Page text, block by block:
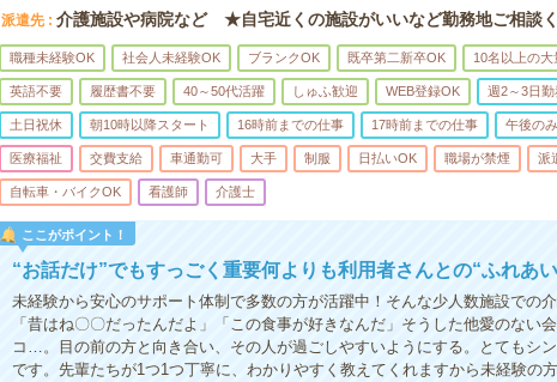
派遣先 介護施設や病院など ★自宅近くの施設がいいなど勤務地ご相談
職種未経験OK 社会人未経験OK ブランクOK 既卒第二新卒OK 10名以上の大
英語不要 履歴書不要 40～50代活躍 しゅふ歓迎 WEB登録OK 週2～3日勤
土日祝休 朝10時以降スタート 16時前までの仕事 17時前までの仕事 午後の
医療福祉 交費支給 車通勤可 大手 制服 日払いOK 職場が禁煙 派
自転車・バイクOK 看護師 介護士
ここがポイント！
“お話だけ”でもすっごく重要何よりも利用者さんとの“ふれあい
未経験から安心のサポート体制で多数の方が活躍中！そんな少人数施設での
「昔はね〇〇だったんだよ」「この食事が好きなんだ」そうした他愛のない
コ…。目の前の方と向き合い、その人が過ごしやすいようにする。とてもシ
です。先輩たちが1つ1つ丁寧に、わかりやすく教えてくれますから未経験の